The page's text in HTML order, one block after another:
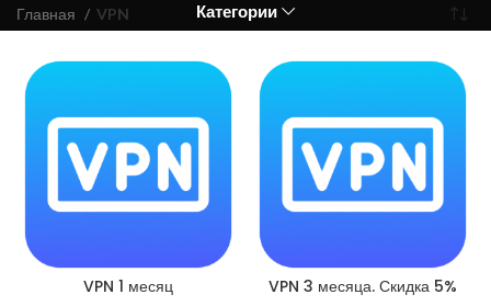
Категории
Главная VPN
VPN 1 месяц VPN 3 месяца. Скидка 5%